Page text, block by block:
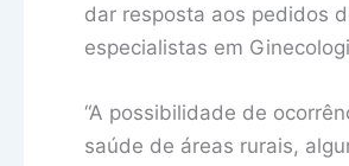
dar resposta aos pedidos
especialistas em
“A possibilidade de
saúde de áreas rurais,